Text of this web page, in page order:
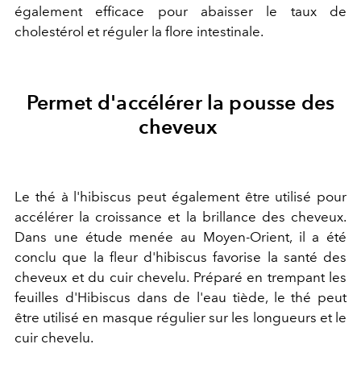
également efficace pour abaisser le taux de
cholestérol et réguler la flore intestinale.
Permet d'accélérer la pousse des
cheveux
Le thé à l'hibiscus peut également être utilisé pour
accélérer la croissance et la brillance des cheveux.
Dans une étude menée au Moyen-Orient, il a été
conclu que la fleur d'hibiscus favorise la santé des
cheveux et du cuir chevelu. Préparé en trempant les
feuilles d'Hibiscus dans de l'eau tiède, le thé peut
être utilisé en masque régulier sur les longueurs et le
cuir chevelu.